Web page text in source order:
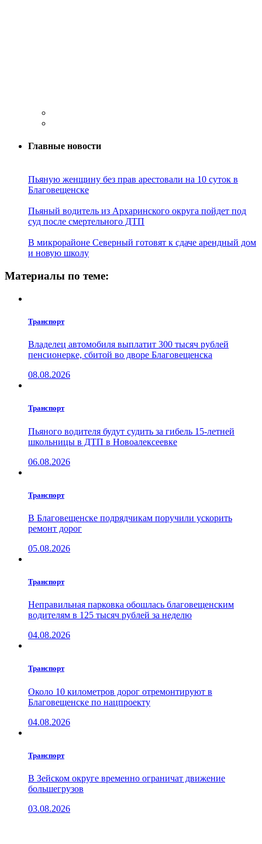
Главные новости
Пьяную женщину без прав арестовали на 10 суток в
Благовещенске
Пьяный водитель из Архаринского округа пойдет под
суд после смертельного ДТП
В микрорайоне Северный готовят к сдаче арендный дом
и новую школу
Материалы по теме:
Транспорт
Владелец автомобиля выплатит 300 тысяч рублей
пенсионерке, сбитой во дворе Благовещенска
08.08.2026
Транспорт
Пьяного водителя будут судить за гибель 15-летней
школьницы в ДТП в Новоалексеевке
06.08.2026
Транспорт
В Благовещенске подрядчикам поручили ускорить
ремонт дорог
05.08.2026
Транспорт
Неправильная парковка обошлась благовещенским
водителям в 125 тысяч рублей за неделю
04.08.2026
Транспорт
Около 10 километров дорог отремонтируют в
Благовещенске по нацпроекту
04.08.2026
Транспорт
В Зейском округе временно ограничат движение
большегрузов
03.08.2026